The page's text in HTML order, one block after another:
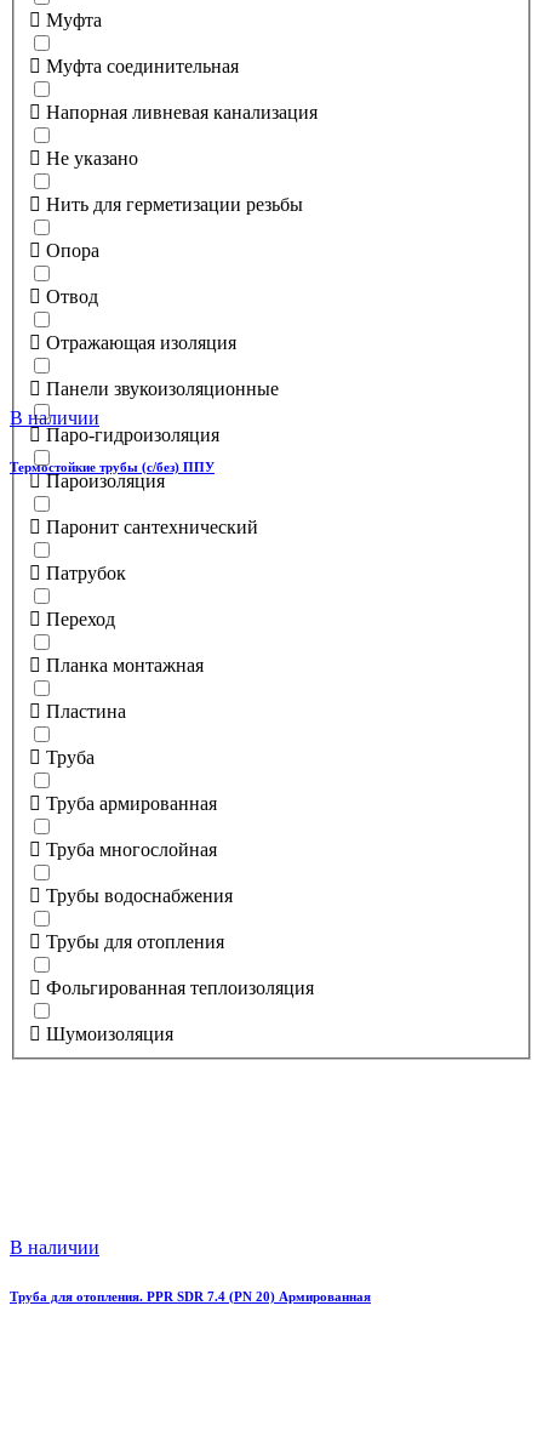
Муфта
Муфта соединительная
Напорная ливневая канализация
Не указано
Нить для герметизации резьбы
Опора
Отвод
Отражающая изоляция
Панели звукоизоляционные
Паро-гидроизоляция
Пароизоляция
Паронит сантехнический
Патрубок
Переход
Планка монтажная
Пластина
Труба
Труба армированная
Труба многослойная
Трубы водоснабжения
Трубы для отопления
Фольгированная теплоизоляция
Шумоизоляция
В наличии
Термостойкие трубы (с/без) ППУ
В наличии
Труба для отопления. PPR SDR 7.4 (PN 20) Армированная